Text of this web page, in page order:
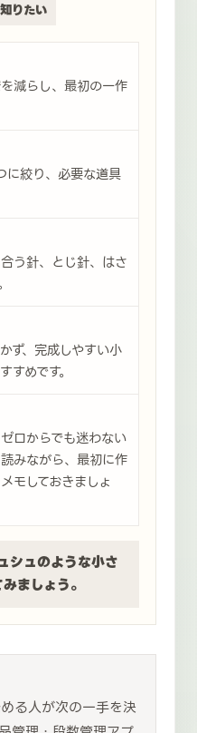
りたい
減らし、最初の一作
に絞り、必要な道具
う針、とじ針、はさ
ず、完成しやすい小
めです。
ロからでも迷わない
みながら、最初に作
モしておきましょ
シュのような小さ
ましょう。
る人が次の一手を決